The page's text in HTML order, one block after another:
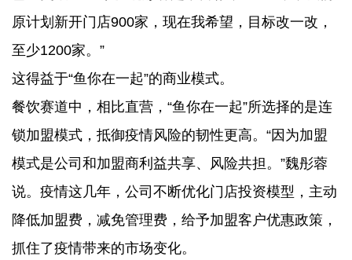
原计划新开门店900家，现在我希望，目标改一改，
至少1200家。”
这得益于“鱼你在一起”的商业模式。
餐饮赛道中，相比直营，“鱼你在一起”所选择的是连
锁加盟模式，抵御疫情风险的韧性更高。“因为加盟
模式是公司和加盟商利益共享、风险共担。”魏彤蓉
说。疫情这几年，公司不断优化门店投资模型，主动
降低加盟费，减免管理费，给予加盟客户优惠政策，
抓住了疫情带来的市场变化。